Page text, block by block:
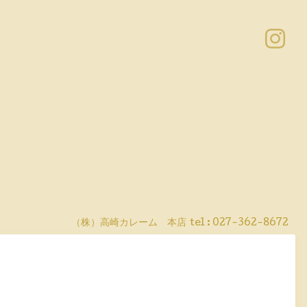
（株）高崎カレーム 本店 tel : 027-362-8672